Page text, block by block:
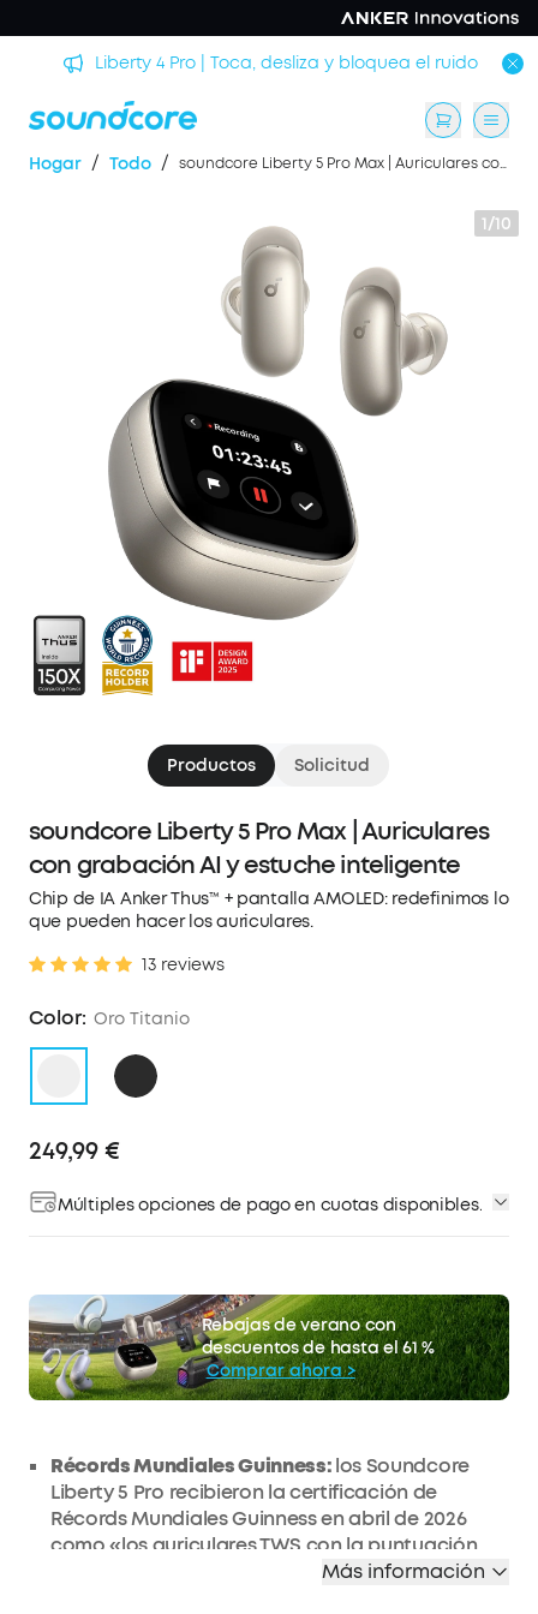
AeroClip | Nuestros nuevos auriculares con clip
Hogar / Todo / soundcore Liberty 5 Pro Max | Auriculares con grabación AI y estuche inteligente
1/10
Productos Solicitud
soundcore Liberty 5 Pro Max | Auriculares
con grabación AI y estuche inteligente
Chip de IA Anker Thus™ + pantalla AMOLED: redefinimos lo
que pueden hacer los auriculares.
13 reviews
Color: Oro Titanio
249,99 €
Múltiples opciones de pago en cuotas disponibles.
Rebajas de verano con
descuentos de hasta el 61 %
Comprar ahora >
Récords Mundiales Guinness:los Soundcore
Liberty 5 Pro recibieron la certificación de
Récords Mundiales Guinness en abril de 2026
como «los auriculares TWS con la puntuación
más alta en calidad de voz (G-MOS) (prueba
Más información